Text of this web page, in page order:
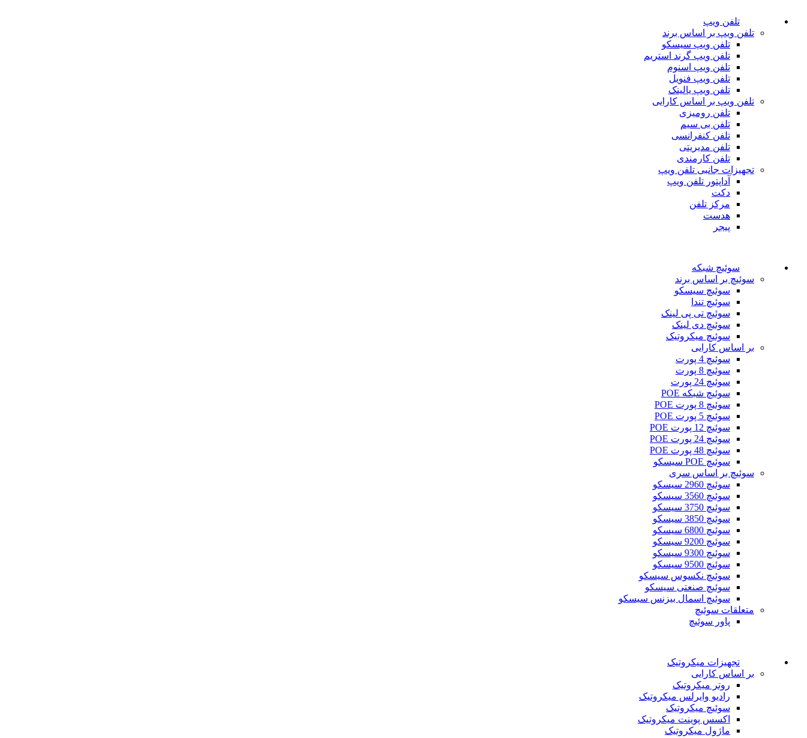
تلفن ویپ
تلفن ویپ بر اساس برند
تلفن ویپ سیسکو
تلفن ویپ گرند استریم
تلفن ویپ اسنوم
تلفن ویپ فنویل
تلفن ویپ یالینک
تلفن ویپ بر اساس کارایی
تلفن رومیزی
تلفن بی سیم
تلفن کنفرانسی
تلفن مدیریتی
تلفن کارمندی
تجهیزات جانبی تلفن ویپ
آداپتور تلفن ویپ
دکت
مرکز تلفن
هدست
پیجر
سوئیچ شبکه
سوئیچ بر اساس برند
سوئیچ سیسکو
سوئیچ تندا
سوئیچ تی پی لینک
سوئیچ دی لینک
سوئیچ میکروتیک
بر اساس کارایی
سوئیچ 4 پورت
سوئیچ 8 پورت
سوئیچ 24 پورت
سوئیچ شبکه POE
سوئیچ 8 پورت POE
سوئیچ 5 پورت POE
سوئیچ 12 پورت POE
سوئیچ 24 پورت POE
سوئیچ 48 پورت POE
سوئیچ POE سیسکو
سوئیچ بر اساس سری
سوئیچ 2960 سیسکو
سوئیچ 3560 سیسکو
سوئیچ 3750 سیسکو
سوئیچ 3850 سیسکو
سوئیچ 6800 سیسکو
سوئیچ 9200 سیسکو
سوئیچ 9300 سیسکو
سوئیچ 9500 سیسکو
سوئیچ نکسوس سیسکو
سوئیچ صنعتی سیسکو
سوئیچ اسمال بیزنس سیسکو
متعلقات سوئیچ
پاور سوئیچ
تجهیزات میکروتیک
بر اساس کارایی
روتر میکروتیک
رادیو وایرلس میکروتیک
سوئیچ میکروتیک
اکسس پوینت میکروتیک
ماژول میکروتیک